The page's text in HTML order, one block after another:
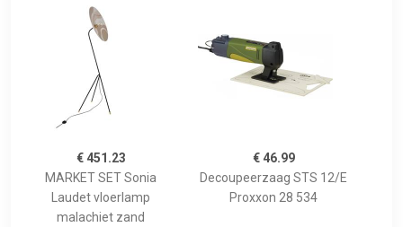
€ 451.23
MARKET SET Sonia
Laudet vloerlamp
malachiet zand
€ 46.99
Decoupeerzaag STS 12/E
Proxxon 28 534